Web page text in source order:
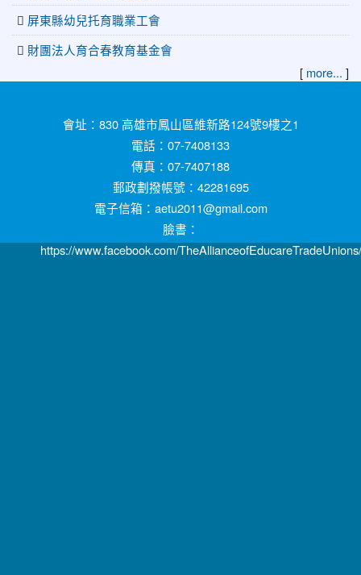
屏東縣幼兒托育職業工會
財團法人育合春教育基金會
[ more... ]
會址：830 高雄市鳳山區維新路124號9樓之1
電話：07-7408133
傳真：07-7407188
郵政劃撥帳號：42281695
電子信箱：aetu2011@gmail.com
臉書：
https://www.facebook.com/TheAllianceofEducareTradeUnions/